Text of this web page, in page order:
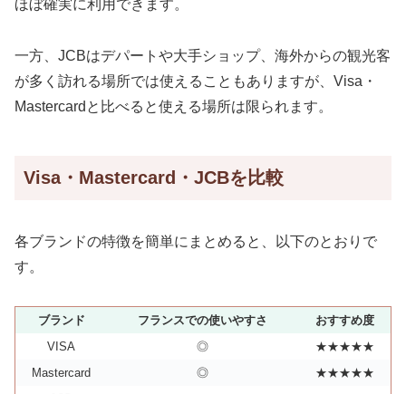
ほぼ確実に利用できます。
一方、JCBはデパートや大手ショップ、海外からの観光客
が多く訪れる場所では使えることもありますが、Visa・
Mastercardと比べると使える場所は限られます。
Visa・Mastercard・JCBを比較
各ブランドの特徴を簡単にまとめると、以下のとおりで
す。
ブランド フランスでの使いやすさ
おすすめ度
VISA
◎
★★★★★
Mastercard
◎
★★★★★